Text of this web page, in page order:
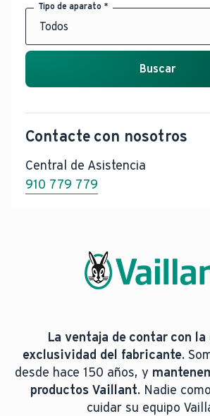
Tipo de aparato *
Buscar
Contacte con nosotros
Central de Asistencia
910 779 779
La ventaja de contar con
exclusividad del fabricante.
desde hace 150 años, y
productos Vaillant.Nadie
cuidar su equipo